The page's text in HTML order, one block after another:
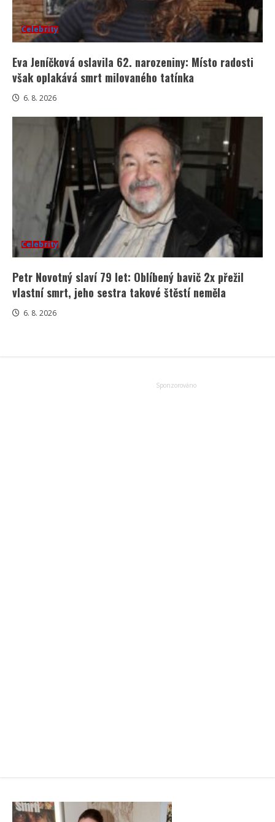
Celebrity
Eva Jeníčková oslavila 62. narozeniny: Místo radosti
však oplakává smrt milovaného tatínka
6. 8. 2026
Celebrity
Petr Novotný slaví 79 let: Oblíbený bavič 2x přežil
vlastní smrt, jeho sestra takové štěstí neměla
6. 8. 2026